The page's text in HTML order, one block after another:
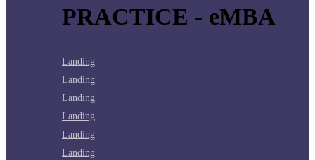
PRACTICE - eMBA
Landing
Landing
Landing
Landing
Landing
Landing